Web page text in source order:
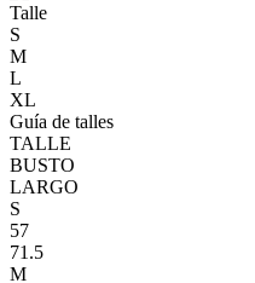
Talle
S
M
L
XL
Guía de talles
TALLE
BUSTO
LARGO
S
57
71.5
M